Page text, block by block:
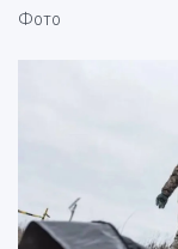
Фото